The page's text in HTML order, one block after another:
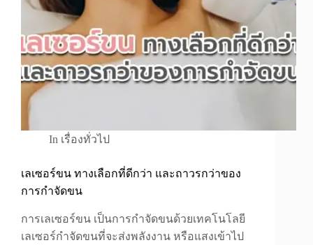
In เรื่องทั่วไป
เลเซอร์ขน ทางเลือกที่ดีกว่า และถาวรกว่าของ
การกำจัดขน
การเลเซอร์ขน เป็นการกำจัดขนด้วยเทคโนโลยี
เลเซอร์กำจัดขนที่จะส่งพลังงาน หรือแสงเข้าไป